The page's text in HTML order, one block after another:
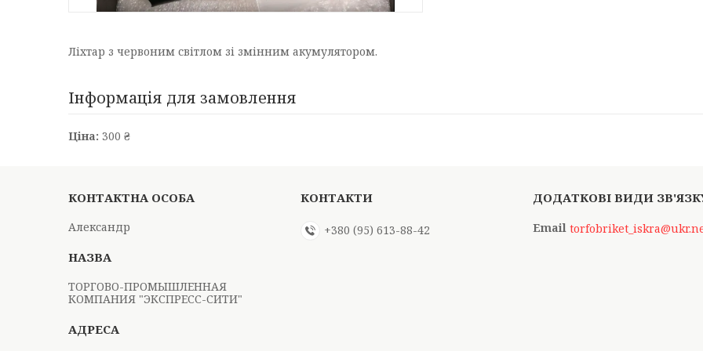
Ліхтар з червоним світлом зі змінним акумулятором.
Інформація для замовлення
Ціна: 300 ₴
Александр
ТОРГОВО-ПРОМЫШЛЕННАЯ
КОМПАНИЯ "ЭКСПРЕСС-СИТИ"
+380 (95) 613-88-42